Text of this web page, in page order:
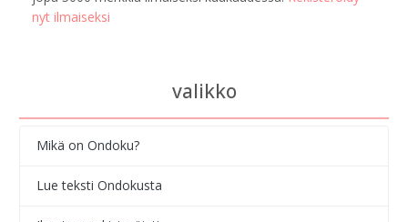
nyt ilmaiseksi
valikko
Mikä on Ondoku?
Lue teksti Ondokusta